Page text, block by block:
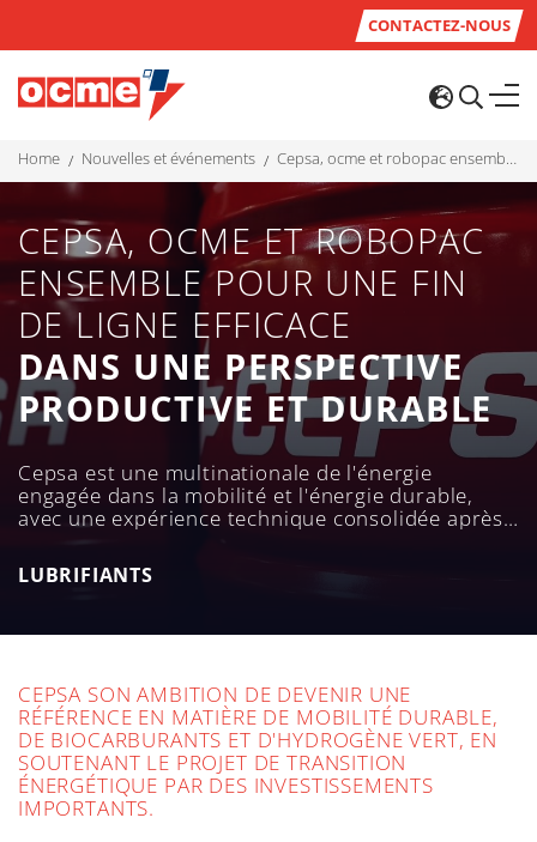
CONTACTEZ-NOUS
home nouvelles et événements cepsa, ocme et robopac ensemble pour une fin de ligne efficace dans une perspective productive et durable
CEPSA, OCME ET ROBOPAC
ENSEMBLE POUR UNE FIN
DE LIGNE EFFICACE
DANS UNE PERSPECTIVE
PRODUCTIVE ET DURABLE
Cepsa est une multinationale de l'énergie
engagée dans la mobilité et l'énergie durable,
avec une expérience technique consolidée après
également une activité chimique de premier plan
au niveau mondial, avec des opérations de plus
LUBRIFIANTS
CEPSA SON AMBITION DE DEVENIR UNE
RÉFÉRENCE EN MATIÈRE DE MOBILITÉ DURABLE,
DE BIOCARBURANTS ET D'HYDROGÈNE VERT, EN
SOUTENANT LE PROJET DE TRANSITION
ÉNERGÉTIQUE PAR DES INVESTISSEMENTS
IMPORTANTS.